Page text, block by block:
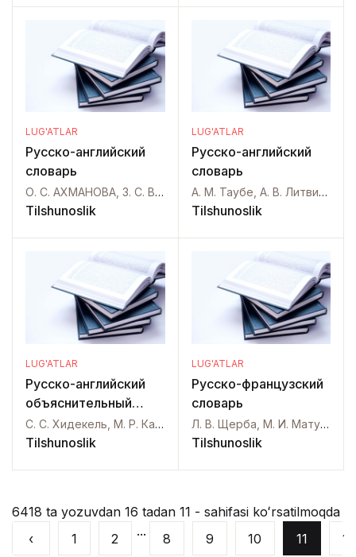
LUG'ATLAR
Русско-английский
словарь
О. С. АХМАНОВА, З. С. ВЫГОДСКАЯ, Т. П. ГОРБУНОВА, Н. Ф. РОТШТЕЙН, А. И. СМИРНИЦКИЙ,
Tilshunoslik
LUG'ATLAR
Русско-английский
словарь
А. М. Таубе, А. В. Литвинова, А. Д. Миллер, Р. С. Даглиш,
Tilshunoslik
LUG'ATLAR
Русско-английский
объяснительный
словарь
С. С. Хидекель, М. Р. Кауль,
Tilshunoslik
LUG'ATLAR
Русско-французский
словарь
Л. В. Щерба, М. И. Матусевич,
Tilshunoslik
6418 ta yozuvdan 16 tadan 11 - sahifasi koʻrsatilmoqda
‹
1 2 ... 8 9 10 11 12